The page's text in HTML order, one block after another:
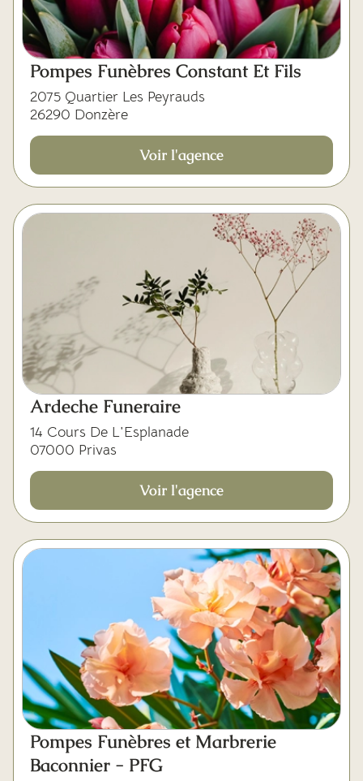
Pompes Funèbres Constant Et Fils
2075 Quartier Les Peyrauds
26290 Donzère
Voir l'agence
Ardeche Funeraire
14 Cours De L'Esplanade
07000 Privas
Voir l'agence
Pompes Funèbres et Marbrerie
Baconnier - PFG